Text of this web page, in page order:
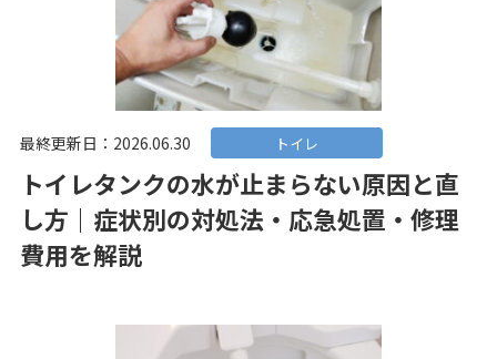
最終更新日：2026.06.30 トイレ
トイレタンクの水が止まらない原因と直
し方｜症状別の対処法・応急処置・修理
費用を解説